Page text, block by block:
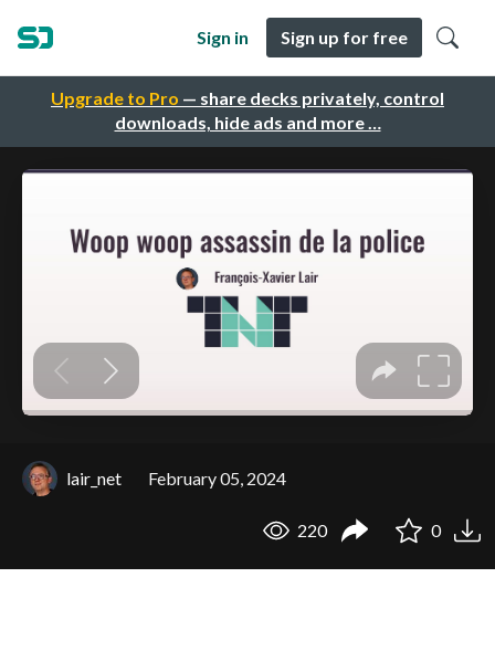
Upgrade to Pro — share decks privately, control
downloads, hide ads and more …
Sign in Sign up for free
lair_net February 05, 2024
220 0